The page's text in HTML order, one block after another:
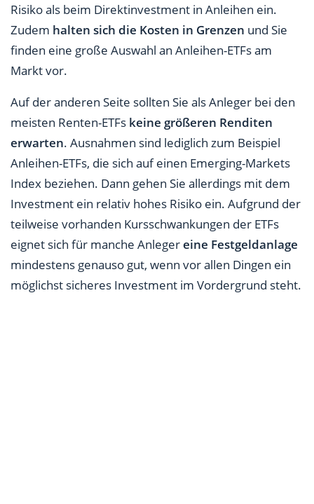
Risiko als beim Direktinvestment in Anleihen ein.
Zudem halten sich die Kosten in Grenzen und Sie
finden eine große Auswahl an Anleihen-ETFs am
Markt vor.
Auf der anderen Seite sollten Sie als Anleger bei den
meisten Renten-ETFs keine größeren Renditen
erwarten. Ausnahmen sind lediglich zum Beispiel
Anleihen-ETFs, die sich auf einen Emerging-Markets
Index beziehen. Dann gehen Sie allerdings mit dem
Investment ein relativ hohes Risiko ein. Aufgrund der
teilweise vorhanden Kursschwankungen der ETFs
eignet sich für manche Anlegereine Festgeldanlage
mindestens genauso gut, wenn vor allen Dingen ein
möglichst sicheres Investment im Vordergrund steht.